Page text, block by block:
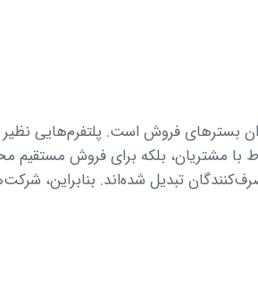
بسترهای فروش است. پلتفرم‌هایی نظیر
با مشتریان، بلکه برای فروش مستقیم
تبدیل شده‌اند. بنابراین،